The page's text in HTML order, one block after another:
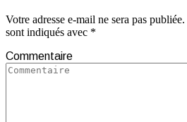
Votre adresse e-mail ne sera pas publiée.
sont indiqués avec *
Commentaire